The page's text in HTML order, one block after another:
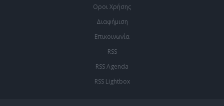
Οροι Χρήσης
Διαφήμιση
Επικοινωνία
RSS
RSS Agenda
RSS Lightbox